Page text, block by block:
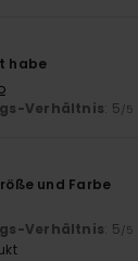
habe
Verhältnis: 5/5
und Farbe
Verhältnis: 5/5